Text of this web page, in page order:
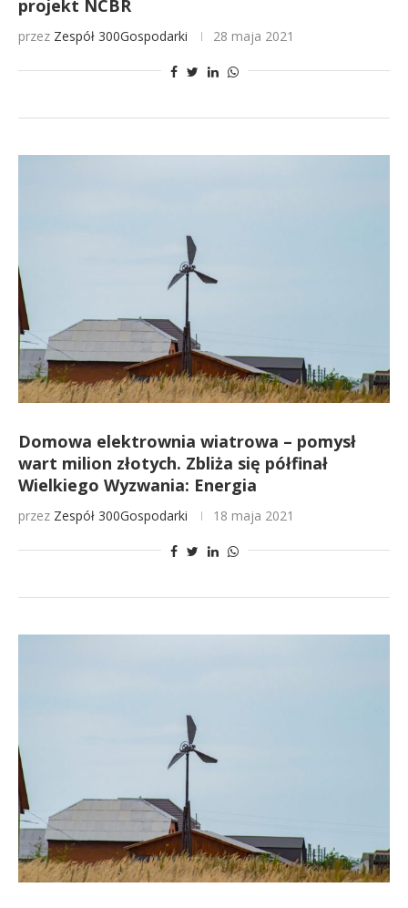
projekt NCBR
przez Zespół 300Gospodarki 28 maja 2021
Domowa elektrownia wiatrowa – pomysł
wart milion złotych. Zbliża się półfinał
Wielkiego Wyzwania: Energia
przez Zespół 300Gospodarki 18 maja 2021